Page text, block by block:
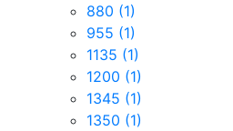
880 (1)
955 (1)
1135 (1)
1200 (1)
1345 (1)
1350 (1)